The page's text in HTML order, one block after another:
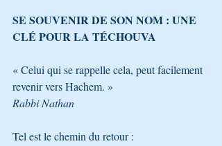
SE SOUVENIR DE SON NOM : UNE
CLÉ POUR LA TÉCHOUVA
« Celui qui se rappelle cela, peut facilement
revenir vers Hachem. »
Rabbi Nathan
Tel est le chemin du retour :